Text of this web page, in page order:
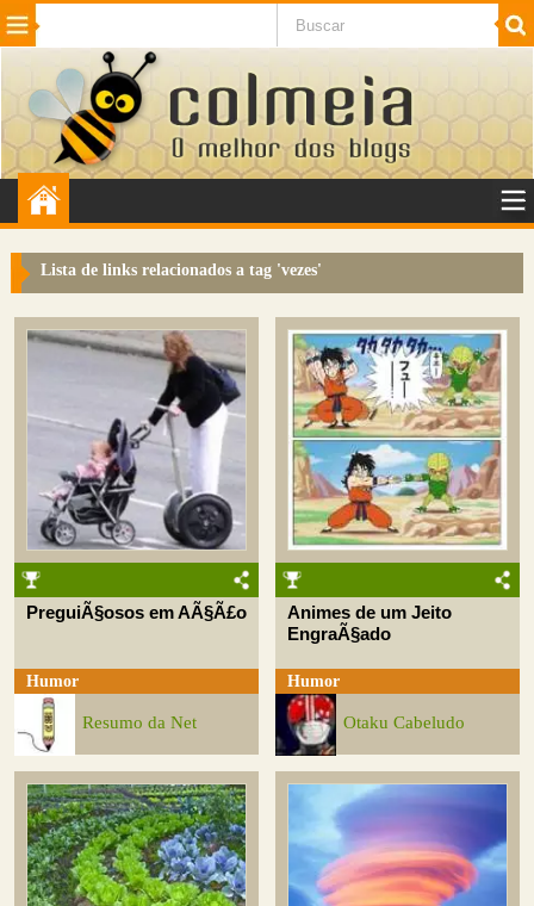
Beleza Cinema e TV
Internet Jogos NotÃ­cias SaÃºde
VeÃ­culos Adulto
Sugerir Link
Colmeia Exchange
Perguntas Frequentes
Contato
Lista de links relacionados a tag 'vezes'
PreguiÃ§osos em AÃ§Ã£o
Humor
Resumo da Net
Animes de um Jeito
EngraÃ§ado
Humor
Otaku Cabeludo